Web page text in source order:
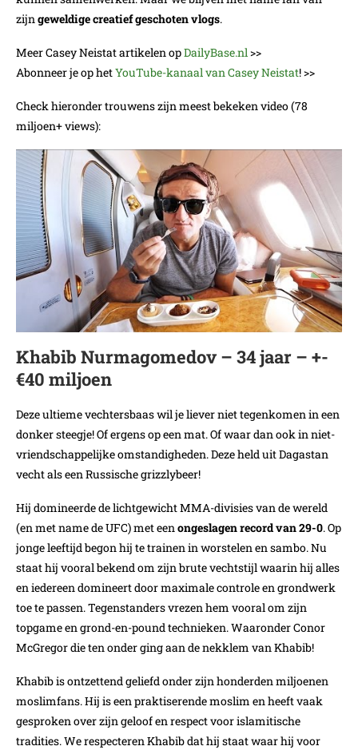
zijngeweldige creatief geschoten vlogs.
Meer Casey Neistat artikelen opDailyBase.nl>>
Abonneer je op hetYouTube-kanaal van Casey Neistat! >>
Check hieronder trouwens zijn meest bekeken video (78
miljoen+ views):
Khabib Nurmagomedov – 34 jaar – +-
€40 miljoen
Deze ultieme vechtersbaas wil je liever niet tegenkomen in een
donker steegje! Of ergens op een mat. Of waar dan ook in niet-
vriendschappelijke omstandigheden. Deze held uit Dagastan
vecht als een Russische grizzlybeer!
Hij domineerde de lichtgewicht MMA-divisies van de wereld
(en met name de UFC) met eenongeslagen record van29-0. Op
jonge leeftijd begon hij te trainen in worstelen en sambo. Nu
staat hij vooral bekend om zijn brute vechtstijl waarin hij alles
en iedereen domineert door maximale controle en grondwerk
toe te passen. Tegenstanders vrezen hem vooral om zijn
topgame en grond-en-pound technieken. Waaronder Conor
McGregor die ten onder ging aan de nekklem van Khabib!
Khabib is ontzettend geliefd onder zijn honderden miljoenen
moslimfans. Hij is een praktiserende moslim en heeft vaak
gesproken over zijn geloof en respect voor islamitische
tradities. We respecteren Khabib dat hij staat waar hij voor